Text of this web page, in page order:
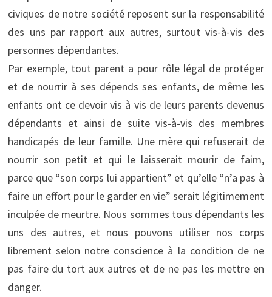
civiques de notre société reposent sur la responsabilité
des uns par rapport aux autres, surtout vis-à-vis des
personnes dépendantes.
Par exemple, tout parent a pour rôle légal de protéger
et de nourrir à ses dépends ses enfants, de même les
enfants ont ce devoir vis à vis de leurs parents devenus
dépendants et ainsi de suite vis-à-vis des membres
handicapés de leur famille. Une mère qui refuserait de
nourrir son petit et qui le laisserait mourir de faim,
parce que “son corps lui appartient” et qu’elle “n’a pas à
faire un effort pour le garder en vie” serait légitimement
inculpée de meurtre. Nous sommes tous dépendants les
uns des autres, et nous pouvons utiliser nos corps
librement selon notre conscience à la condition de ne
pas faire du tort aux autres et de ne pas les mettre en
danger.